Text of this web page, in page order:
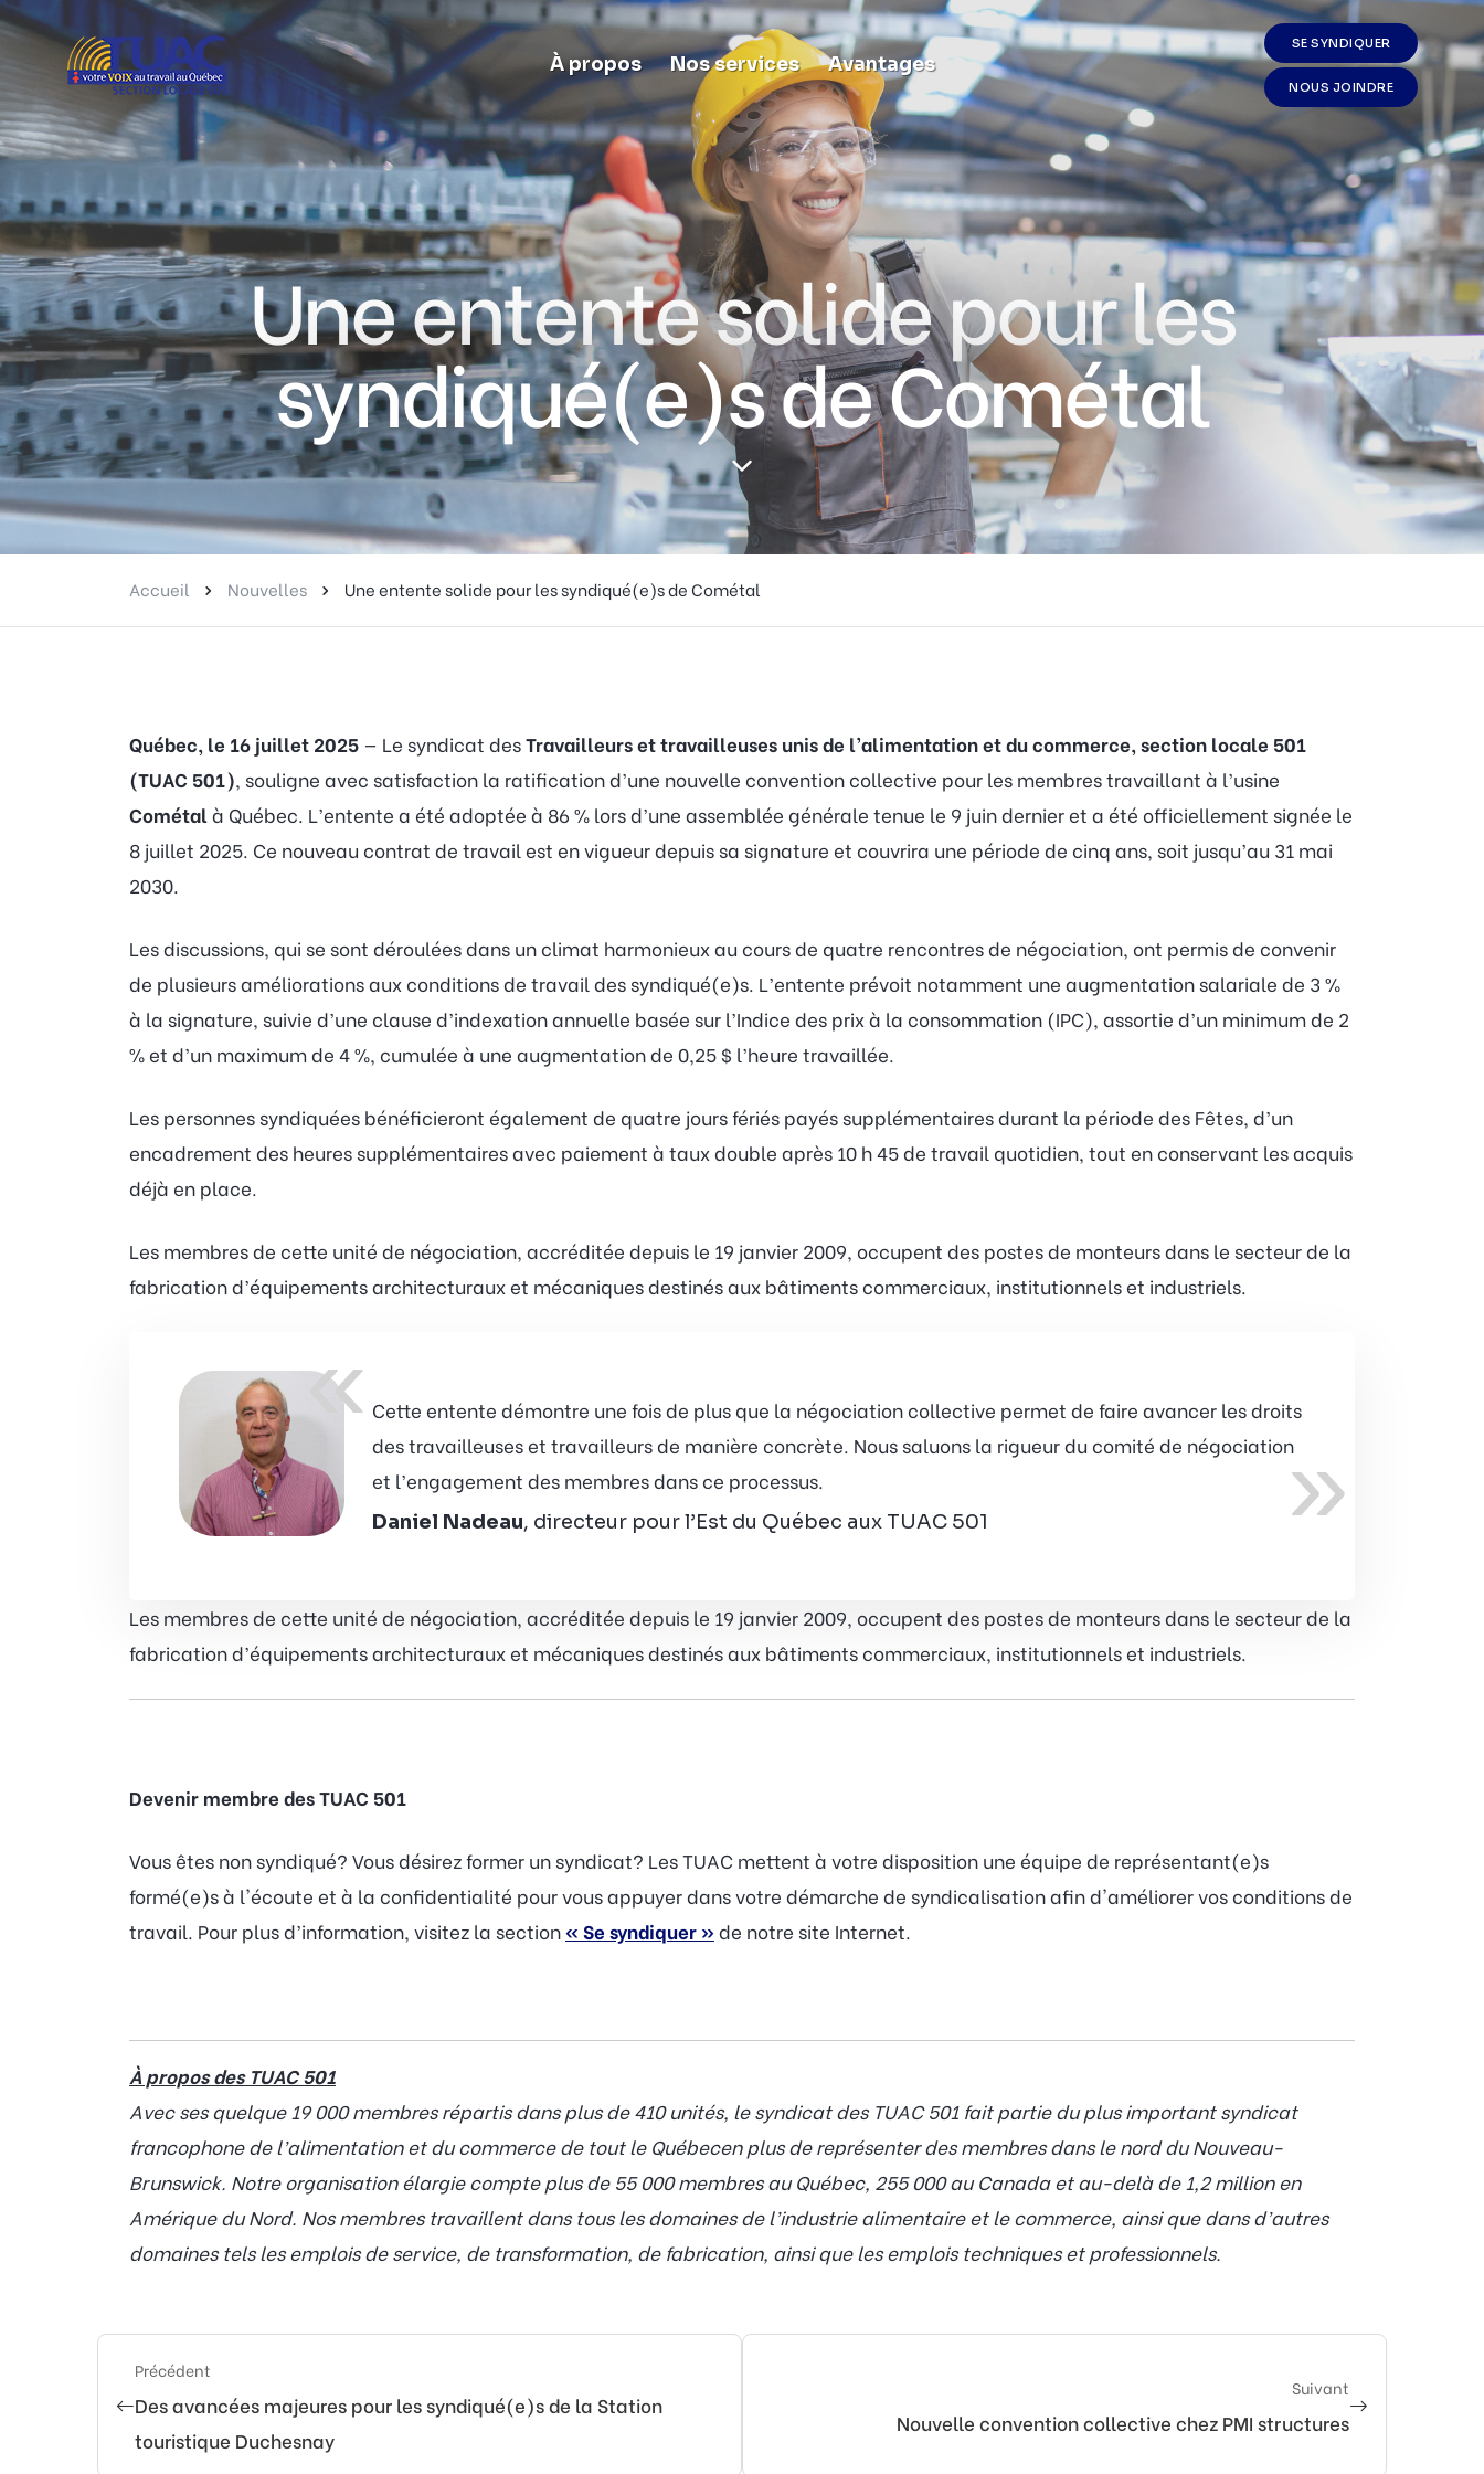
À propos Nos services Avantages
SE SYNDIQUER
NOUS JOINDRE
Une entente solide pour les
syndiqué(e)s de Cométal
Accueil Nouvelles Une entente solide pour les syndiqué(e)s de Cométal
Québec, le 16 juillet 2025 — Le syndicat desTravailleurs et travailleuses unis de l’alimentation et du commerce, section locale 501
(TUAC 501), souligne avec satisfaction la ratification d’une nouvelle convention collective pour les membres travaillant à l’usine
Cométalà Québec. L’entente a été adoptée à 86 % lors d’une assemblée générale tenue le 9 juin dernier et a été officiellement signée le
8 juillet 2025. Ce nouveau contrat de travail est en vigueur depuis sa signature et couvrira une période de cinq ans, soit jusqu’au 31 mai
2030.
Les discussions, qui se sont déroulées dans un climat harmonieux au cours de quatre rencontres de négociation, ont permis de convenir
de plusieurs améliorations aux conditions de travail des syndiqué(e)s. L’entente prévoit notamment une augmentation salariale de 3 %
à la signature, suivie d’une clause d’indexation annuelle basée sur l’Indice des prix à la consommation (IPC), assortie d’un minimum de 2
% et d’un maximum de 4 %, cumulée à une augmentation de 0,25 $ l’heure travaillée.
Les personnes syndiquées bénéficieront également de quatre jours fériés payés supplémentaires durant la période des Fêtes, d’un
encadrement des heures supplémentaires avec paiement à taux double après 10 h 45 de travail quotidien, tout en conservant les acquis
déjà en place.
Les membres de cette unité de négociation, accréditée depuis le 19 janvier 2009, occupent des postes de monteurs dans le secteur de la
fabrication d’équipements architecturaux et mécaniques destinés aux bâtiments commerciaux, institutionnels et industriels.
«
»
Cette entente démontre une fois de plus que la négociation collective permet de faire avancer les droits
des travailleuses et travailleurs de manière concrète. Nous saluons la rigueur du comité de négociation
et l’engagement des membres dans ce processus.
Daniel Nadeau, directeur pour l’Est du Québec aux TUAC 501
Les membres de cette unité de négociation, accréditée depuis le 19 janvier 2009, occupent des postes de monteurs dans le secteur de la
fabrication d’équipements architecturaux et mécaniques destinés aux bâtiments commerciaux, institutionnels et industriels.
Devenir membre des TUAC 501
Vous êtes non syndiqué? Vous désirez former un syndicat? Les TUAC mettent à votre disposition une équipe de représentant(e)s
formé(e)s à l'écoute et à la confidentialité pour vous appuyer dans votre démarche de syndicalisation afin d'améliorer vos conditions de
travail. Pour plus d’information, visitez la section« Se syndiquer » de notre site Internet.
À propos des TUAC 501
Avec ses quelque 19 000 membres répartis dans plus de 410 unités, le syndicat des TUAC 501 fait partie du plus important syndicat
francophone de l’alimentation et du commerce de tout le Québecen plus de représenter des membres dans le nord du Nouveau-
Brunswick. Notre organisation élargie compte plus de 55 000 membres au Québec, 255 000 au Canada et au-delà de 1,2 million en
Amérique du Nord. Nos membres travaillent dans tous les domaines de l’industrie alimentaire et le commerce, ainsi que dans d’autres
domaines tels les emplois de service, de transformation, de fabrication, ainsi que les emplois techniques et professionnels.
Précédent
Des avancées majeures pour les syndiqué(e)s de la Station
touristique Duchesnay
Suivant
Nouvelle convention collective chez PMI structures